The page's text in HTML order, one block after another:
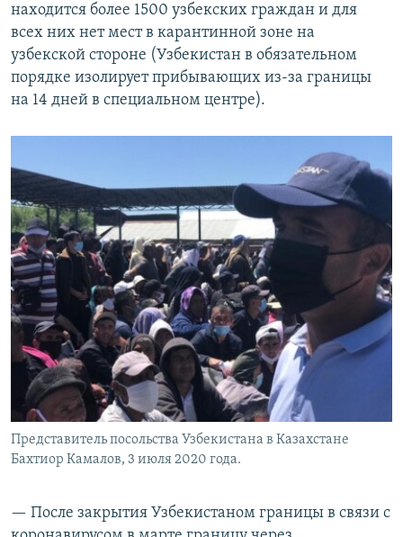
находится более 1500 узбекских граждан и для
всех них нет мест в карантинной зоне на
узбекской стороне (Узбекистан в обязательном
порядке изолирует прибывающих из-за границы
на 14 дней в специальном центре).
Представитель посольства Узбекистана в Казахстане
Бахтиор Камалов, 3 июля 2020 года.
— После закрытия Узбекистаном границы в связи с